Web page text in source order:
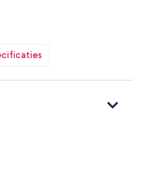
uitstraling
en sportief bandje voor
00F